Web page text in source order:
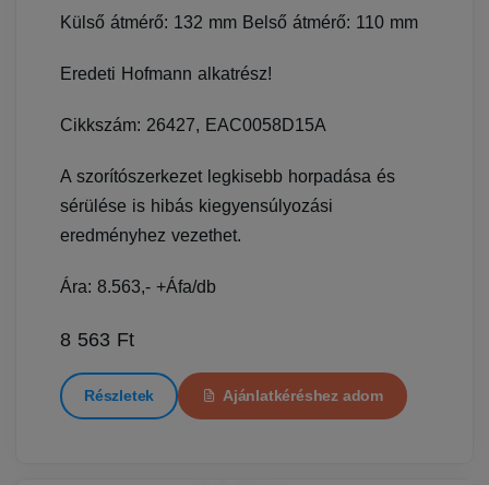
Külső átmérő: 132 mm Belső átmérő: 110 mm
Eredeti Hofmann alkatrész!
Cikkszám: 26427, EAC0058D15A
A szorítószerkezet legkisebb horpadása és
sérülése is hibás kiegyensúlyozási
eredményhez vezethet.
Ára: 8.563,- +Áfa/db
8 563 Ft
Részletek Ajánlatkéréshez adom